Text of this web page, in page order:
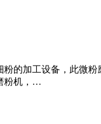
的加工设备，此微
粉机，…